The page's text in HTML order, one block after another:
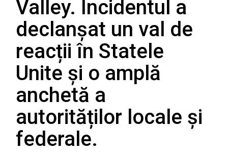
Valley. Incidentul a
declanșat un val de
reacții în Statele
Unite și o amplă
anchetă a
autorităților locale și
federale.